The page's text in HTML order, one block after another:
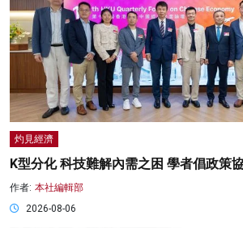
灼見經濟
K型分化 科技難解內需之困 學者倡政策
作者: 本社編輯部
2026-08-06